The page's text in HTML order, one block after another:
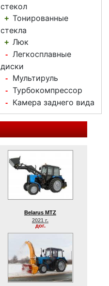
стекол
+ Тонированные
стекла
+ Люк
- Легкосплавные
диски
- Мультируль
- Турбокомпрессор
- Камера заднего вида
Belarus MTZ
2021 г.
дог.